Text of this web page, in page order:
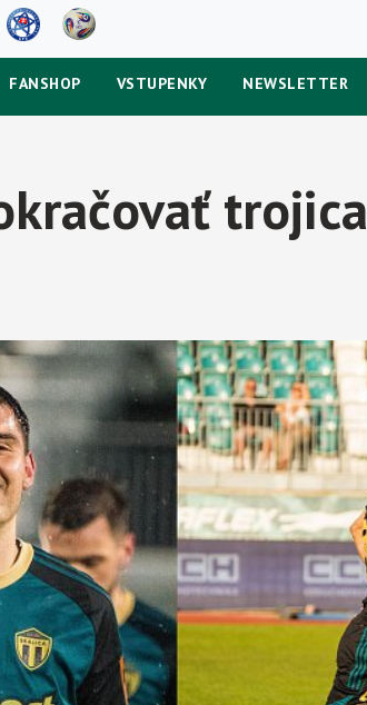
FANSHOP VSTUPENKY NEWSLETTER
trojica